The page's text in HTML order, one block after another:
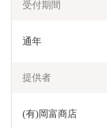
受付期間
通年
提供者
(有)岡富商店